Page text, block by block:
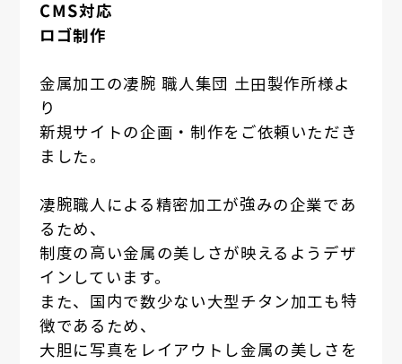
CMS対応
ロゴ制作
金属加工の凄腕 職人集団 土田製作所様よ
り
新規サイトの企画・制作をご依頼いただき
ました。
凄腕職人による精密加工が強みの企業であ
るため、
制度の高い金属の美しさが映えるようデザ
インしています。
また、国内で数少ない大型チタン加工も特
徴であるため、
大胆に写真をレイアウトし金属の美しさを